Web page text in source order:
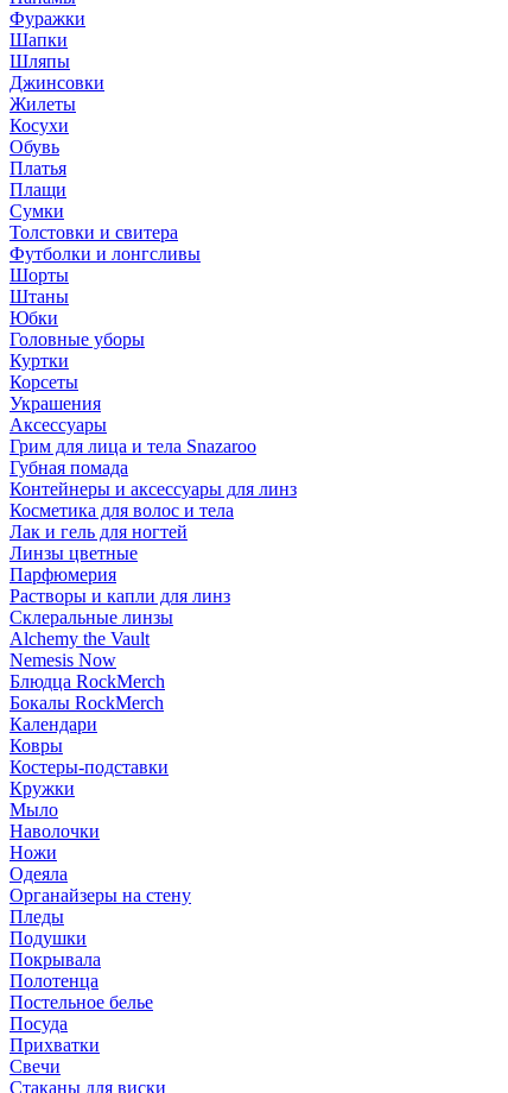
Фуражки
Шапки
Шляпы
Джинсовки
Жилеты
Косухи
Обувь
Платья
Плащи
Сумки
Толстовки и свитера
Футболки и лонгсливы
Шорты
Штаны
Юбки
Головные уборы
Куртки
Корсеты
Украшения
Аксессуары
Грим для лица и тела Snazaroo
Губная помада
Контейнеры и аксессуары для линз
Косметика для волос и тела
Лак и гель для ногтей
Линзы цветные
Парфюмерия
Растворы и капли для линз
Склеральные линзы
Alchemy the Vault
Nemesis Now
Блюдца RockMerch
Бокалы RockMerch
Календари
Ковры
Костеры-подставки
Кружки
Мыло
Наволочки
Ножи
Одеяла
Органайзеры на стену
Пледы
Подушки
Покрывала
Полотенца
Постельное белье
Посуда
Прихватки
Свечи
Стаканы для виски